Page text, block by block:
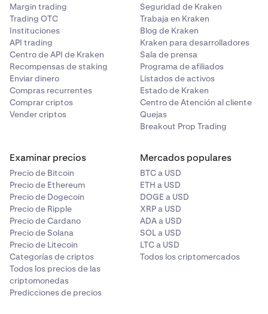
Margin trading
Trading OTC
Instituciones
API trading
Centro de API de Kraken
Recompensas de staking
Enviar dinero
Compras recurrentes
Comprar criptos
Vender criptos
Seguridad de Kraken
Trabaja en Kraken
Blog de Kraken
Kraken para desarrolladores
Sala de prensa
Programa de afiliados
Listados de activos
Estado de Kraken
Centro de Atención al cliente
Quejas
Breakout Prop Trading
Examinar precios
Precio de Bitcoin
Precio de Ethereum
Precio de Dogecoin
Precio de Ripple
Precio de Cardano
Precio de Solana
Precio de Litecoin
Categorías de criptos
Todos los precios de las
criptomonedas
Predicciones de precios
Mercados populares
BTC a USD
ETH a USD
DOGE a USD
XRP a USD
ADA a USD
SOL a USD
LTC a USD
Todos los criptomercados